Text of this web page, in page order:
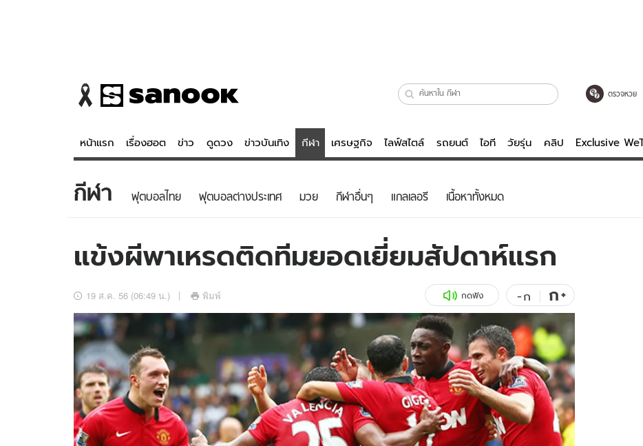
ตรวจหวย
หน้าแรก เรื่องฮอต ข่าว ดูดวง ข่าวบันเทิง กีฬา เศรษฐกิจ ไลฟ์สไตล์ รถยนต์ ไอที วัยรุ่น คลิป Exclusive
ข่าว
ข่าวบันเทิง
อัปเดตจีน
เช็กข่าวชัวร์
ดูดวง - ตรวจหวย
สถิติหวยไทย
ไลฟ์สไตล์
วัยรุ่น
รถยนต์
สุขภาพ
เที่ยว-กิน
Tasteful Thailand
Sanook Choice
คลิป
พอดแคสต์
ดูทีวี
WeTV
Exclusive WeTV
นิยาย
กีฬา ฟุตบอลไทย ฟุตบอลต่างประเทศ มวย กีฬาอื่นๆ แกลเลอรี เนื้อหาทั้งหมด
แข้งผีพาเหรดติดทีมยอดเยี่ยมสัปดาห์แรก
19 ส.ค. 56 (06:49 น.) พิมพ์ กดฟัง -ก ก+